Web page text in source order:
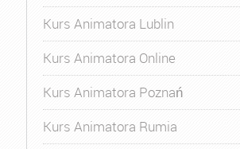
Kurs Animatora Lublin
Kurs Animatora Online
Kurs Animatora Poznań
Kurs Animatora Rumia